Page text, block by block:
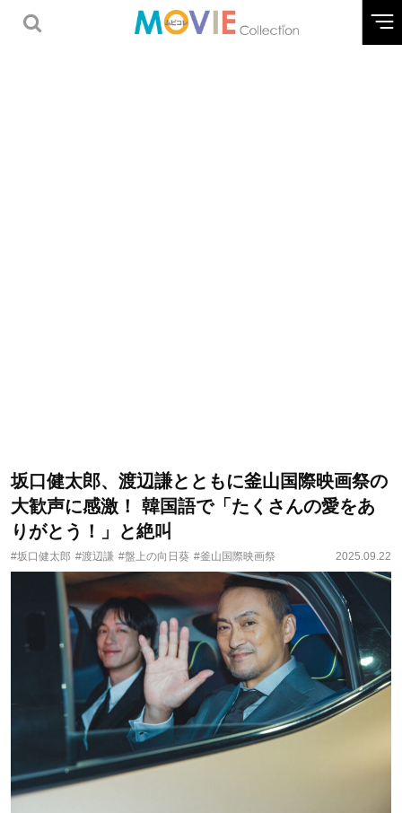
坂口健太郎、渡辺謙とともに釜山国際映画祭の
大歓声に感激！ 韓国語で「たくさんの愛をあ
りがとう！」と絶叫
#坂口健太郎 #渡辺謙 #盤上の向日葵 #釜山国際映画祭 2025.09.22